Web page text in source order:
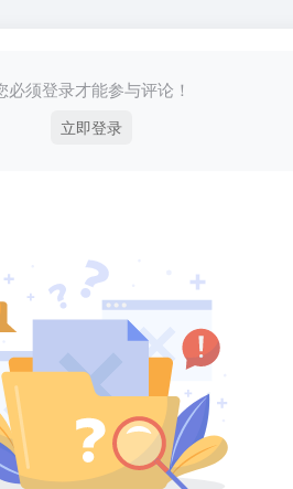
必须登录才能参与评论！
立即登录